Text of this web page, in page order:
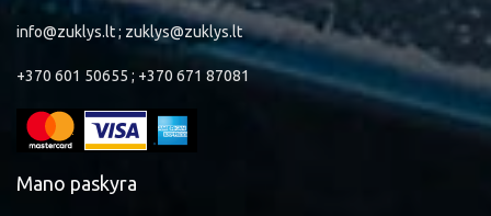
info@zuklys.lt ; zuklys@zuklys.lt
+370 601 50655 ; +370 671 87081
Mano paskyra